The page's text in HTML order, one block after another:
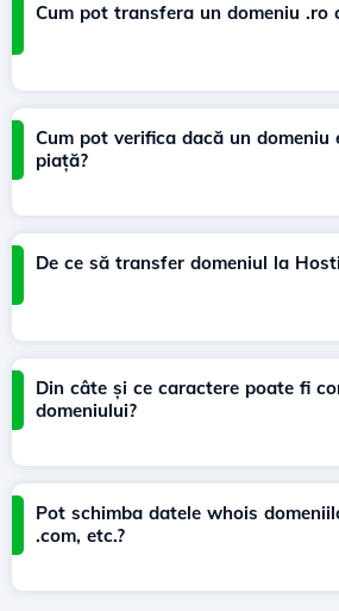
Cum pot transfera un domeniu .ro
Cum pot verifica dacă un domeniu
piață?
De ce să transfer domeniul la
Din câte și ce caractere poate fi
domeniului?
Pot schimba datele whois
.com, etc.?